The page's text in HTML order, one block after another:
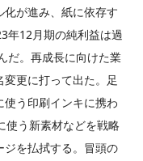
が進み、紙に依存す
年12月期の純利益は過
だ。再成長に向けた業
更に打って出た。足
う印刷インキに携わ
使う新素材などを戦略
を払拭する。冒頭の